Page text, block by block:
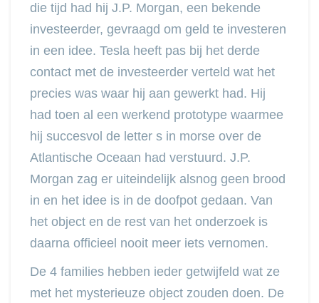
die tijd had hij J.P. Morgan, een bekende
investeerder, gevraagd om geld te investeren
in een idee. Tesla heeft pas bij het derde
contact met de investeerder verteld wat het
precies was waar hij aan gewerkt had. Hij
had toen al een werkend prototype waarmee
hij succesvol de letter s in morse over de
Atlantische Oceaan had verstuurd. J.P.
Morgan zag er uiteindelijk alsnog geen brood
in en het idee is in de doofpot gedaan. Van
het object en de rest van het onderzoek is
daarna officieel nooit meer iets vernomen.
De 4 families hebben ieder getwijfeld wat ze
met het mysterieuze object zouden doen. De